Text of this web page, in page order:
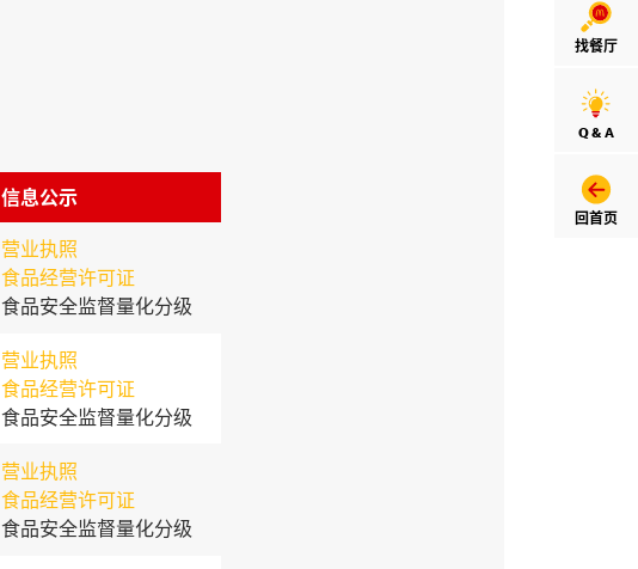
找餐厅
Q & A
回首页
信息公示
营业执照
食品经营许可证
食品安全监督量化分级
营业执照
食品经营许可证
食品安全监督量化分级
营业执照
食品经营许可证
食品安全监督量化分级